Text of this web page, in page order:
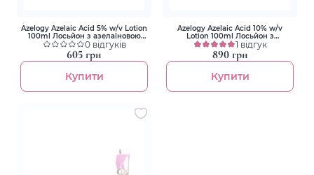
Azelogy Azelaic Acid 5% w/v Lotion
100ml Лосьйон з азелаїновою
кислотою 5%
0 відгуків
605 грн
Купити
Azelogy Azelaic Acid 10% w/v
Lotion 100ml Лосьйон з
азелаїновою кислотою 10%
1 відгук
890 грн
Купити